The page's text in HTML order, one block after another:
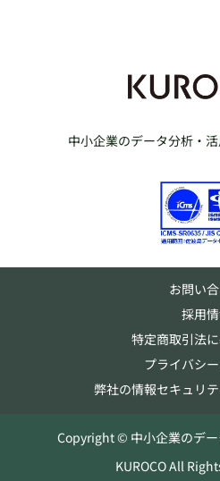
中小企業のデータ分析・
お問い
採用
特定商取引法
プライバシ
弊社の情報セキュリ
Copyright © 中小企業のデ
KUROCO All